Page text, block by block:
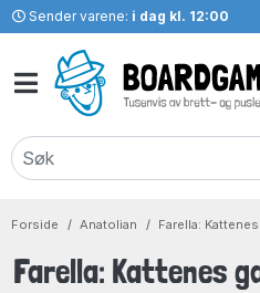
Sender varene: i dag kl. 12:00
Forside Anatolian Farella:
Farella: Kattenes